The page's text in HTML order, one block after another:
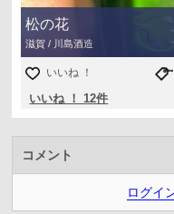
松の花
滋賀 / 川島酒造
いいね ！
いいね ！ 12件
コメント
ログイ